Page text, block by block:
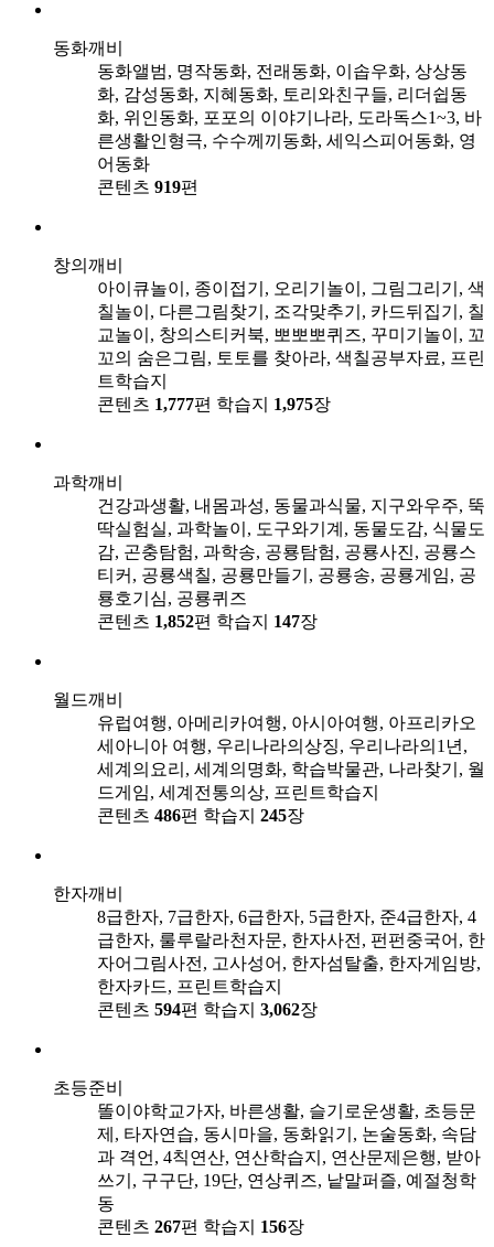
동화깨비
동화앨범, 명작동화, 전래동화, 이솝우화, 상상동
화, 감성동화, 지혜동화, 토리와친구들, 리더쉽동
화, 위인동화, 포포의 이야기나라, 도라독스1~3, 바
른생활인형극, 수수께끼동화, 세익스피어동화, 영
어동화
콘텐츠 919편
창의깨비
아이큐놀이, 종이접기, 오리기놀이, 그림그리기, 색
칠놀이, 다른그림찾기, 조각맞추기, 카드뒤집기, 칠
교놀이, 창의스티커북, 뽀뽀뽀퀴즈, 꾸미기놀이, 꼬
꼬의 숨은그림, 토토를 찾아라, 색칠공부자료, 프린
트학습지
콘텐츠 1,777편 학습지 1,975장
과학깨비
건강과생활, 내몸과성, 동물과식물, 지구와우주, 뚝
딱실험실, 과학놀이, 도구와기계, 동물도감, 식물도
감, 곤충탐험, 과학송, 공룡탐험, 공룡사진, 공룡스
티커, 공룡색칠, 공룡만들기, 공룡송, 공룡게임, 공
룡호기심, 공룡퀴즈
콘텐츠 1,852편 학습지 147장
월드깨비
유럽여행, 아메리카여행, 아시아여행, 아프리카오
세아니아 여행, 우리나라의상징, 우리나라의1년,
세계의요리, 세계의명화, 학습박물관, 나라찾기, 월
드게임, 세계전통의상, 프린트학습지
콘텐츠 486편 학습지 245장
한자깨비
8급한자, 7급한자, 6급한자, 5급한자, 준4급한자, 4
급한자, 룰루랄라천자문, 한자사전, 펀펀중국어, 한
자어그림사전, 고사성어, 한자섬탈출, 한자게임방,
한자카드, 프린트학습지
콘텐츠 594편 학습지 3,062장
초등준비
똘이야학교가자, 바른생활, 슬기로운생활, 초등문
제, 타자연습, 동시마을, 동화읽기, 논술동화, 속담
과 격언, 4칙연산, 연산학습지, 연산문제은행, 받아
쓰기, 구구단, 19단, 연상퀴즈, 낱말퍼즐, 예절청학
동
콘텐츠 267편 학습지 156장